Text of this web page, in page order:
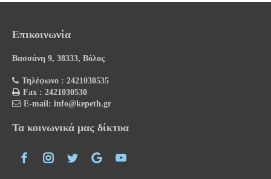
Επικοινωνία
Βασσάνη 9, 38333, Βόλος
Τηλέφωνο : 2421030535
Fax : 2421030530
E-mail: info@kepeth.gr
Τα κοινωνικά μας δίκτυα